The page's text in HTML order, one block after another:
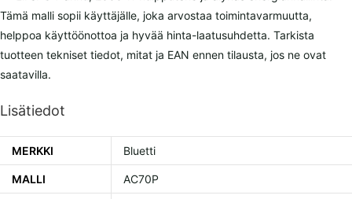
Tämä malli sopii käyttäjälle, joka arvostaa toimintavarmuutta,
helppoa käyttöönottoa ja hyvää hinta-laatusuhdetta. Tarkista
tuotteen tekniset tiedot, mitat ja EAN ennen tilausta, jos ne ovat
saatavilla.
Lisätiedot
MERKKI Bluetti
MALLI AC70P